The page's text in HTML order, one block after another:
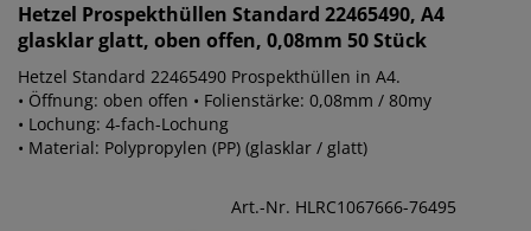
Hetzel Prospekthüllen Standard 22465490, A4
glasklar glatt, oben offen, 0,08mm 50 Stück
Hetzel Standard 22465490 Prospekthüllen in A4.
• Öffnung: oben offen • Folienstärke: 0,08mm / 80my
• Lochung: 4-fach-Lochung
• Material: Polypropylen (PP) (glasklar / glatt)
Art.-Nr. HLRC1067666-76495